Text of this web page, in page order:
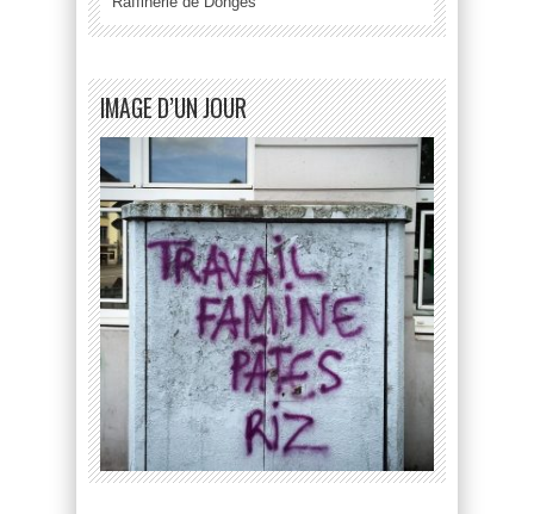
IMAGE D’UN JOUR